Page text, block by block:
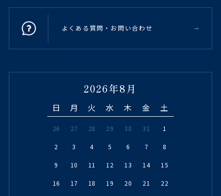
よくある質問・お問い合わせ
2026年8月
日 月 火 水 木 金 土
26 27 28 29 30 31 1
2 3 4 5 6 7 8
9 10 11 12 13 14 15
16 17 18 19 20 21 22